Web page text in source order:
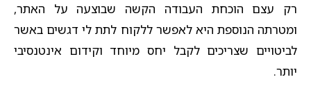
רק עצם הוכחת העבודה הקשה שבוצעה על האתר,
ומטרתה הנוספת היא לאפשר ללקוח לתת לי דגשים באשר
לביטויים שצריכים לקבל יחס מיוחד וקידום אינטנסיבי
יותר.